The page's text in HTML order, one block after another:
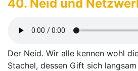
Synje
40. Neid und
Der Neid. Wir alle kennen wohl
Stachel, dessen Gift sich